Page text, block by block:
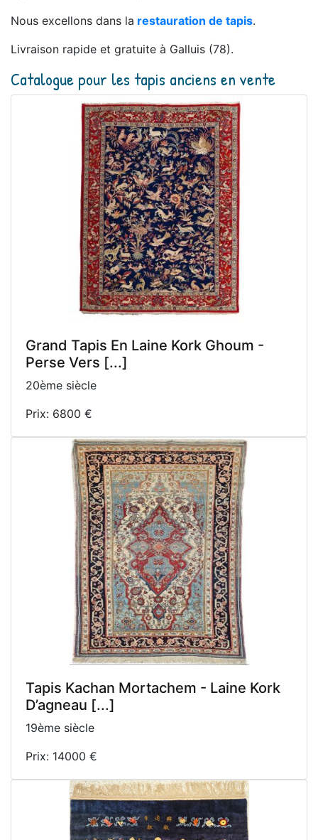
Nous excellons dans la restauration de tapis.
Livraison rapide et gratuite à Galluis (78).
Catalogue pour les tapis anciens en vente
Grand Tapis En Laine Kork Ghoum -
Perse Vers [...]
20ème siècle
Prix: 6800 €
Tapis Kachan Mortachem - Laine Kork
D’agneau [...]
19ème siècle
Prix: 14000 €